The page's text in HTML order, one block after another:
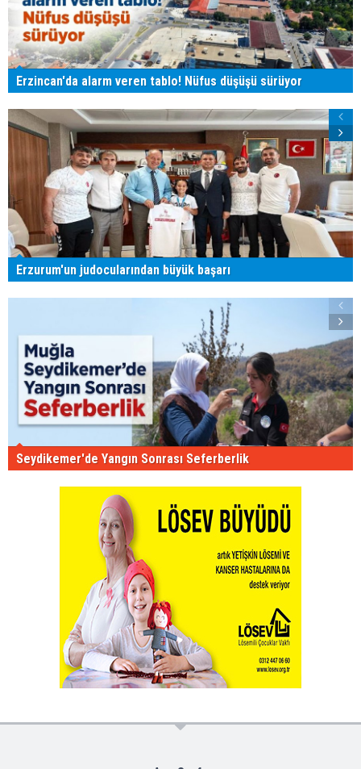
Erzincan'da alarm veren tablo! Nüfus düşüşü sürüyor
Erzurum'un judocularından büyük başarı
Seydikemer'de Yangın Sonrası Seferberlik